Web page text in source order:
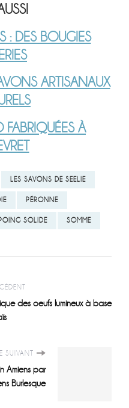
: DES BOUGIES
ARTISANAUX
FABRIQUÉES À
LES SAVONS DE SEELIE
PÉRONNE
SOLIDE SOMME
des oeufs lumineux à base
SUIVANT
Amiens par
Burlesque